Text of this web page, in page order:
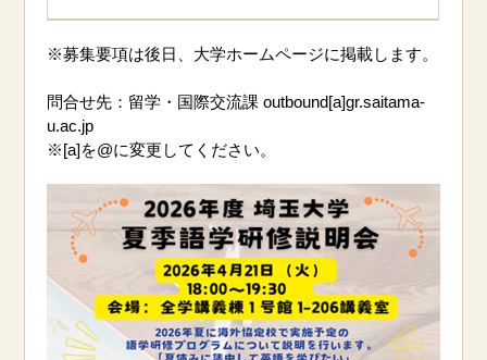
※募集要項は後日、大学ホームページに掲載します。
問合せ先：留学・国際交流課 outbound[a]gr.saitama-
u.ac.jp
※[a]を@に変更してください。